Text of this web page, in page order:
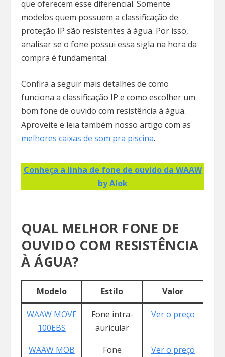
que oferecem esse diferencial. Somente
modelos quem possuem a classificação de
proteção IP são resistentes à água. Por isso,
analisar se o fone possui essa sigla na hora da
compra é fundamental.
Confira a seguir mais detalhes de como
funciona a classificação IP e como escolher um
bom fone de ouvido com resistência à água.
Aproveite e leia também nosso artigo com as
melhores caixas de som pra piscina.
Conheça a linha de fone de ouvido da WAAW
by Alok
QUAL MELHOR FONE DE
OUVIDO COM RESISTÊNCIA
À ÁGUA?
Modelo Estilo Valor
WAAW MOVE
100EBS
Fone intra-
auricular
Ver o preço
WAAW MOB
Fone
Ver o preço